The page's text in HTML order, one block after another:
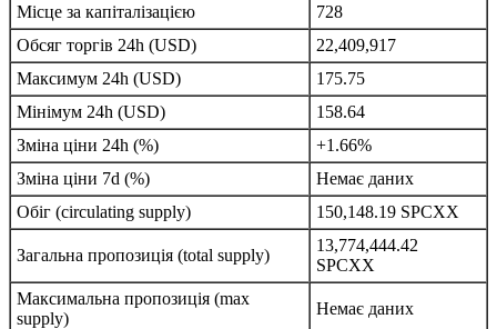
Місце за капіталізацією
728
Обсяг торгів 24h (USD)
22,409,917
Максимум 24h (USD)
175.75
Мінімум 24h (USD)
158.64
Зміна ціни 24h (%)
+1.66%
Зміна ціни 7d (%)
Немає даних
Обіг (circulating supply)
150,148.19 SPCXX
Загальна пропозиція (total supply)
13,774,444.42
SPCXX
Максимальна пропозиція (max
supply)
Немає даних